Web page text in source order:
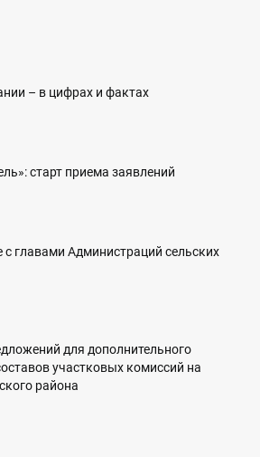
– в цифрах и фактах
старт приема заявлений
главами Администраций сельских
для дополнительного
участковых комиссий на
района